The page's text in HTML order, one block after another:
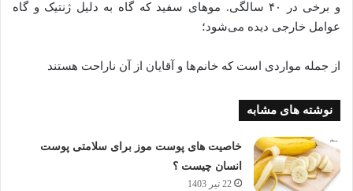
و برخی در ۴۰ سالگی. مو‌های سفید که گاه به دلیل ژنتیک و گاه
عوامل خارجی دیده می‌شود؛
از جمله مواردی است که خانم‌ها و آقایان از آن ناراحت هستند
نوشته های مشابه
خاصیت های پوست موز برای سلامتی پوست
انسان چیست ؟
22 تیر 1403